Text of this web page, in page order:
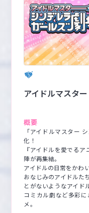
アイドルマスタ
概要
「アイドルマスター
化！
『アイドルを愛でる
陣が再集結。
アイドルの日常をかわ
おなじみのアイドルた
とがないようなアイド
コミカル劇など多彩
メ。